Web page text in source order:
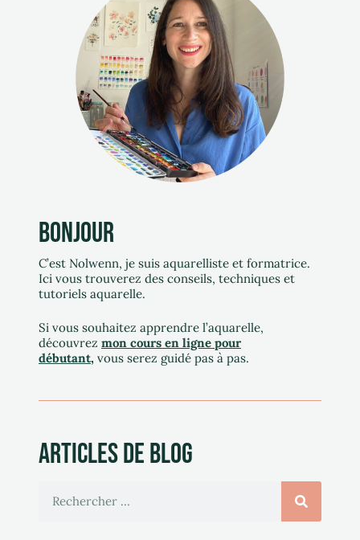
BONJOUR
C’est Nolwenn, je suis aquarelliste et formatrice.
Ici vous trouverez des conseils, techniques et
tutoriels aquarelle.
Si vous souhaitez apprendre l’aquarelle,
découvrez mon cours en ligne pour
débutant, vous serez guidé pas à pas.
ARTICLES DE BLOG